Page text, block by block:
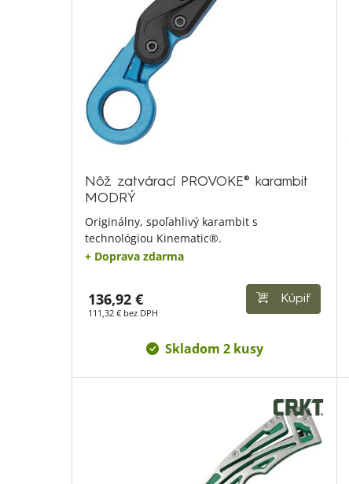
Nôž zatvárací PROVOKE® karambit
MODRÝ
Originálny, spoľahlivý karambit s
technológiou Kinematic®.
+ Doprava zdarma
136,92 €
111,32 € bez DPH
Kúpiť
Skladom 2 kusy